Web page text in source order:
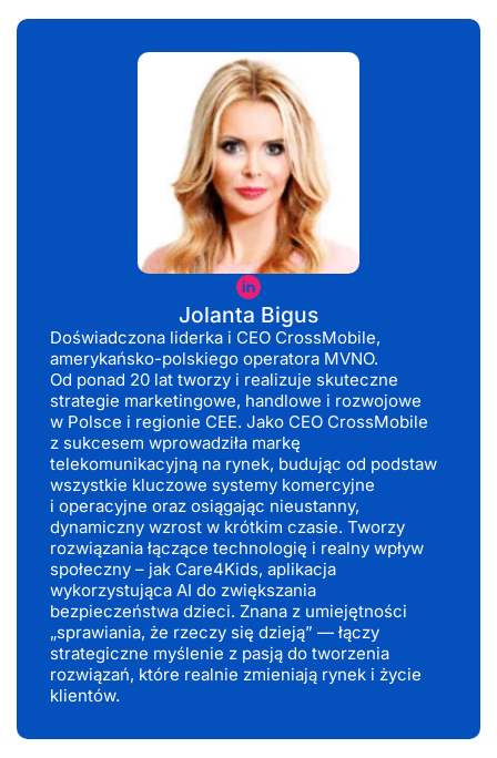
początkowego, co często skutkuje znaczną poprawą
Jolanta
Bigus
Jolanta Bigus
Doświadczona liderka i CEO CrossMobile,
amerykańsko-polskiego operatora MVNO.
Od ponad 20 lat tworzy i realizuje skuteczne
strategie marketingowe, handlowe i rozwojowe
w Polsce i regionie CEE. Jako CEO CrossMobile
z sukcesem wprowadziła markę
telekomunikacyjną na rynek, budując od podstaw
wszystkie kluczowe systemy komercyjne
i operacyjne oraz osiągając nieustanny,
dynamiczny wzrost w krótkim czasie. Tworzy
rozwiązania łączące technologię i realny wpływ
społeczny – jak Care4Kids, aplikacja
wykorzystująca AI do zwiększania
bezpieczeństwa dzieci. Znana z umiejętności
„sprawiania, że rzeczy się dzieją” — łączy
strategiczne myślenie z pasją do tworzenia
rozwiązań, które realnie zmieniają rynek i życie
klientów.